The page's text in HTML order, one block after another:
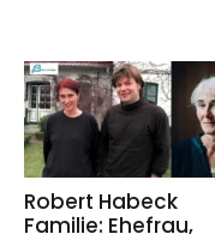
Robert Habeck
Familie: Ehefrau,